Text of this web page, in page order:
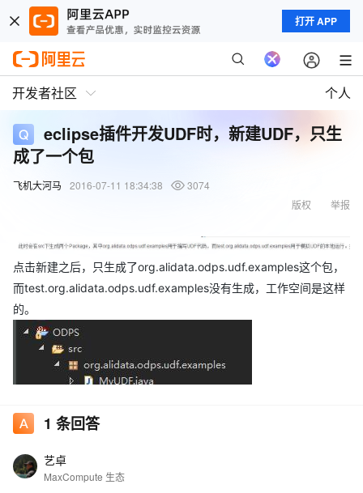
打开 APP
开发者社区 个人
eclipse插件开发UDF时，新建UDF，只生
成了一个包
飞机大河马 2016-07-11 18:34:38
3074
举报
版权
点击新建之后，只生成了org.alidata.odps.udf.examples这个包，
而test.org.alidata.odps.udf.examples没有生成，工作空间是这样
的。
1 条回答
艺卓
MaxCompute 生态